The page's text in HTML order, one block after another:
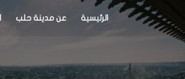
الرئيسية عن مدينة حلب